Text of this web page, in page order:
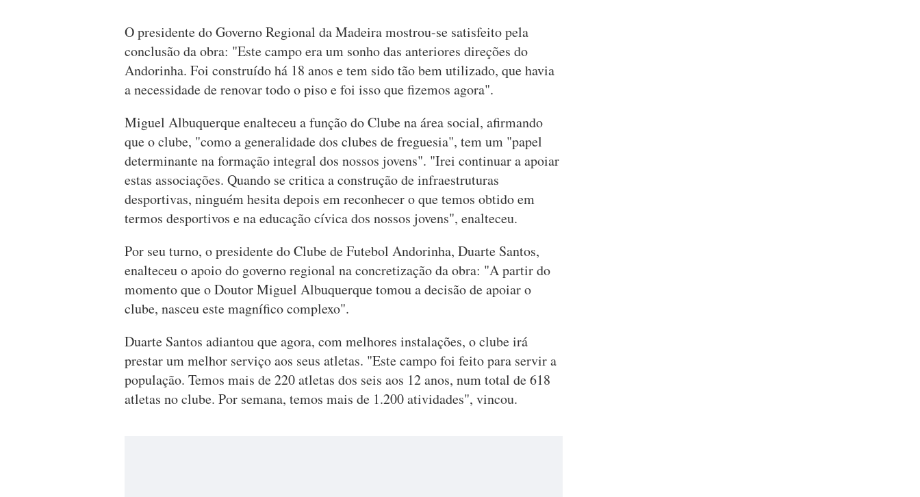
O presidente do Governo Regional da Madeira mostrou-se satisfeito pela
conclusão da obra: "Este campo era um sonho das anteriores direções do
Andorinha. Foi construído há 18 anos e tem sido tão bem utilizado, que havia
a necessidade de renovar todo o piso e foi isso que fizemos agora".
Miguel Albuquerque enalteceu a função do Clube na área social, afirmando
que o clube, "como a generalidade dos clubes de freguesia", tem um "papel
determinante na formação integral dos nossos jovens". "Irei continuar a apoiar
estas associações. Quando se critica a construção de infraestruturas
desportivas, ninguém hesita depois em reconhecer o que temos obtido em
termos desportivos e na educação cívica dos nossos jovens", enalteceu.
Por seu turno, o presidente do Clube de Futebol Andorinha, Duarte Santos,
enalteceu o apoio do governo regional na concretização da obra: "A partir do
momento que o Doutor Miguel Albuquerque tomou a decisão de apoiar o
clube, nasceu este magnífico complexo".
Duarte Santos adiantou que agora, com melhores instalações, o clube irá
prestar um melhor serviço aos seus atletas. "Este campo foi feito para servir a
população. Temos mais de 220 atletas dos seis aos 12 anos, num total de 618
atletas no clube. Por semana, temos mais de 1.200 atividades", vincou.